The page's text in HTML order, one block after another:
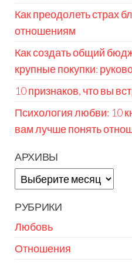
Как преодолеть страх
отношениям
Как создать общий
крупные покупки:
10 признаков, что вы
Психология любви: 10
вам лучше понять
АРХИВЫ
Архивы
РУБРИКИ
Любовь
Отношения